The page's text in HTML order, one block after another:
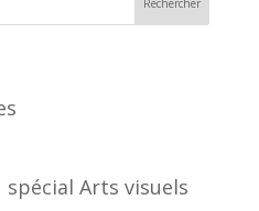
Arts visuels